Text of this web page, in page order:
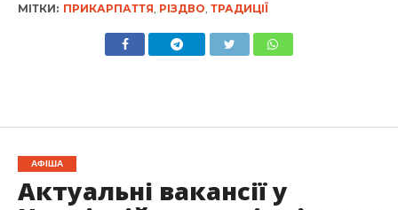
МІТКИ: ПРИКАРПАТТЯ, РІЗДВО, ТРАДИЦІЇ
АФІША
Актуальні вакансії у